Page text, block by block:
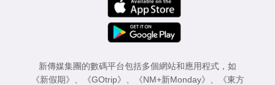
新傳媒集團的數碼平台包括多個網站和應用程式，如
《新假期》
《GOtrip》 《NM+新Monday》
《東方